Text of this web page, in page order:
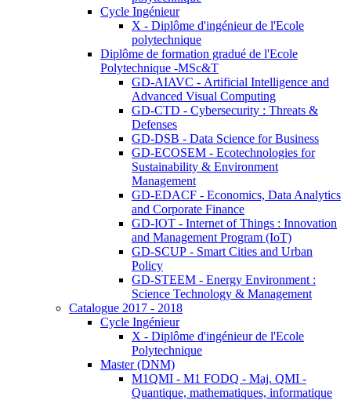
Cycle Ingénieur
X - Diplôme d'ingénieur de l'Ecole
polytechnique
Diplôme de formation gradué de l'Ecole
Polytechnique -MSc&T
GD-AIAVC - Artificial Intelligence and
Advanced Visual Computing
GD-CTD - Cybersecurity : Threats &
Defenses
GD-DSB - Data Science for Business
GD-ECOSEM - Ecotechnologies for
Sustainability & Environment
Management
GD-EDACF - Economics, Data Analytics
and Corporate Finance
GD-IOT - Internet of Things : Innovation
and Management Program (IoT)
GD-SCUP - Smart Cities and Urban
Policy
GD-STEEM - Energy Environment :
Science Technology & Management
Catalogue 2017 - 2018
Cycle Ingénieur
X - Diplôme d'ingénieur de l'Ecole
Polytechnique
Master (DNM)
M1QMI - M1 FODQ - Maj. QMI -
Quantique, mathematiques, informatique